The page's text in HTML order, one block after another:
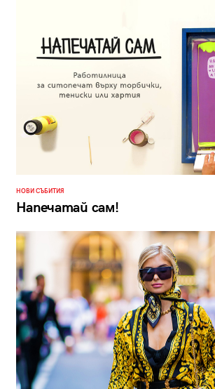
НОВИ СЪБИТИЯ
Напечатай сам!